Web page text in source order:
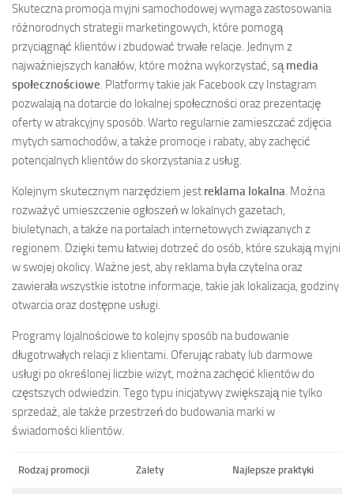
Skuteczna promocja myjni samochodowej wymaga zastosowania
różnorodnych strategii marketingowych, które pomogą
przyciągnąć klientów i zbudować trwałe relacje. Jednym z
najważniejszych kanałów, które można wykorzystać, sąmedia
społecznościowe. Platformy takie jak Facebook czy Instagram
pozwalają na dotarcie do lokalnej społeczności oraz prezentację
oferty w atrakcyjny sposób. Warto regularnie zamieszczać zdjęcia
mytych samochodów, a także promocje i rabaty, aby zachęcić
potencjalnych klientów do skorzystania z usług.
Kolejnym skutecznym narzędziem jest reklama lokalna. Można
rozważyć umieszczenie ogłoszeń w lokalnych gazetach,
biuletynach, a także na portalach internetowych związanych z
regionem. Dzięki temu łatwiej dotrzeć do osób, które szukają myjni
w swojej okolicy. Ważne jest, aby reklama była czytelna oraz
zawierała wszystkie istotne informacje, takie jak lokalizacja, godziny
otwarcia oraz dostępne usługi.
Programy lojalnościowe to kolejny sposób na budowanie
długotrwałych relacji z klientami. Oferując rabaty lub darmowe
usługi po określonej liczbie wizyt, można zachęcić klientów do
częstszych odwiedzin. Tego typu inicjatywy zwiększają nie tylko
sprzedaż, ale także przestrzeń do budowania marki w
świadomości klientów.
Rodzaj promocji Zalety Najlepsze praktyki